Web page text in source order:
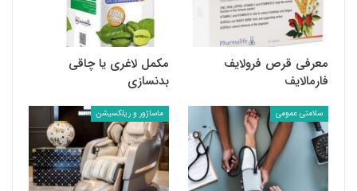
معرفی قرص فرولایف
فارمالایف
مکمل لاغری یا چاقی
بدنسازی
سلامتی عمومی ماساژور و ریلکسیشن